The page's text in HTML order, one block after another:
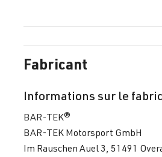
Fabricant
Informations sur le
BAR-TEK®
BAR-TEK Motorsport GmbH
Im Rauschen Auel 3, 51491